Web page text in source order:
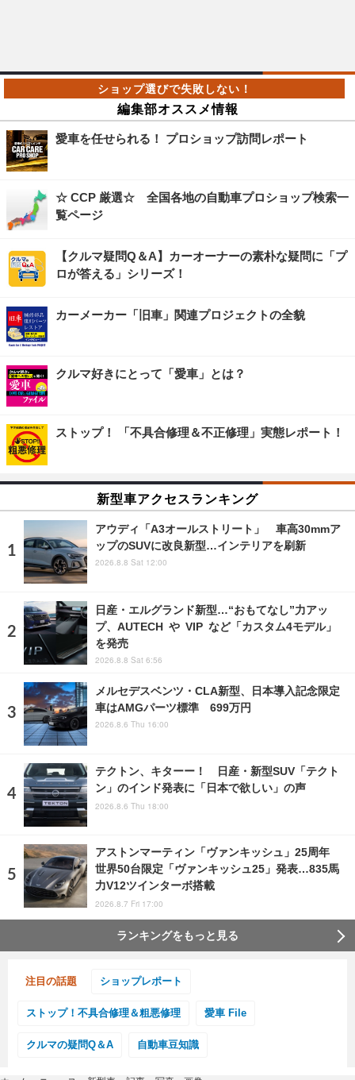
編集部オススメ情報
愛車を任せられる！ プロショップ訪問レポート
☆ CCP 厳選☆ 全国各地の自動車プロショップ検索一
覧ページ
【クルマ疑問Q＆A】カーオーナーの素朴な疑問に「プ
ロが答える」シリーズ！
カーメーカー「旧車」関連プロジェクトの全貌
クルマ好きにとって「愛車」とは？
ストップ！ 「不具合修理＆不正修理」実態レポート！
新型車アクセスランキング
アウディ「A3オールストリート」 車高30mmア
ップのSUVに改良新型…インテリアを刷新
2026.8.8 Sat 12:00
日産・エルグランド新型…“おもてなし”力アッ
プ、AUTECH や VIP など「カスタム4モデル」
を発売
2026.8.8 Sat 6:56
メルセデスベンツ・CLA新型、日本導入記念限定
車はAMGパーツ標準 699万円
2026.8.6 Thu 16:00
テクトン、キターー！ 日産・新型SUV「テクト
ン」のインド発表に「日本で欲しい」の声
2026.8.6 Thu 18:00
アストンマーティン「ヴァンキッシュ」25周年
世界50台限定「ヴァンキッシュ25」発表…835馬
力V12ツインターボ搭載
2026.8.7 Fri 17:00
ランキングをもっと見る
注目の話題 ショップレポート
ストップ！不具合修理＆粗悪修理 愛車 File
クルマの疑問Q＆A 自動車豆知識